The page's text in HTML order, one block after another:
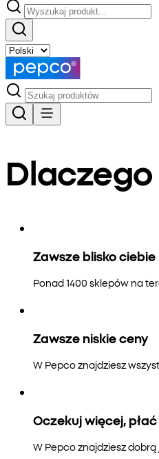
Zawsze blisko ciebie
Ponad 1400 sklepów na
Zawsze niskie ceny
W Pepco znajdziesz
Oczekuj więcej,
W Pepco znajdziesz